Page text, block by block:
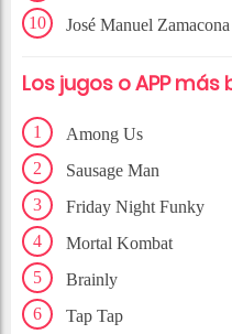
José Manuel Zamacona
Los jugos o APP
Among Us
Sausage Man
Friday Night Funky
Mortal Kombat
Brainly
Tap Tap